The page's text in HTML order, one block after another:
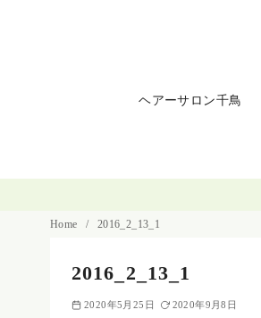
動
ヘアーサロン千鳥
Home 2016_2_13_1
2016_2_13_1
2020年5月25日 2020年9月8日